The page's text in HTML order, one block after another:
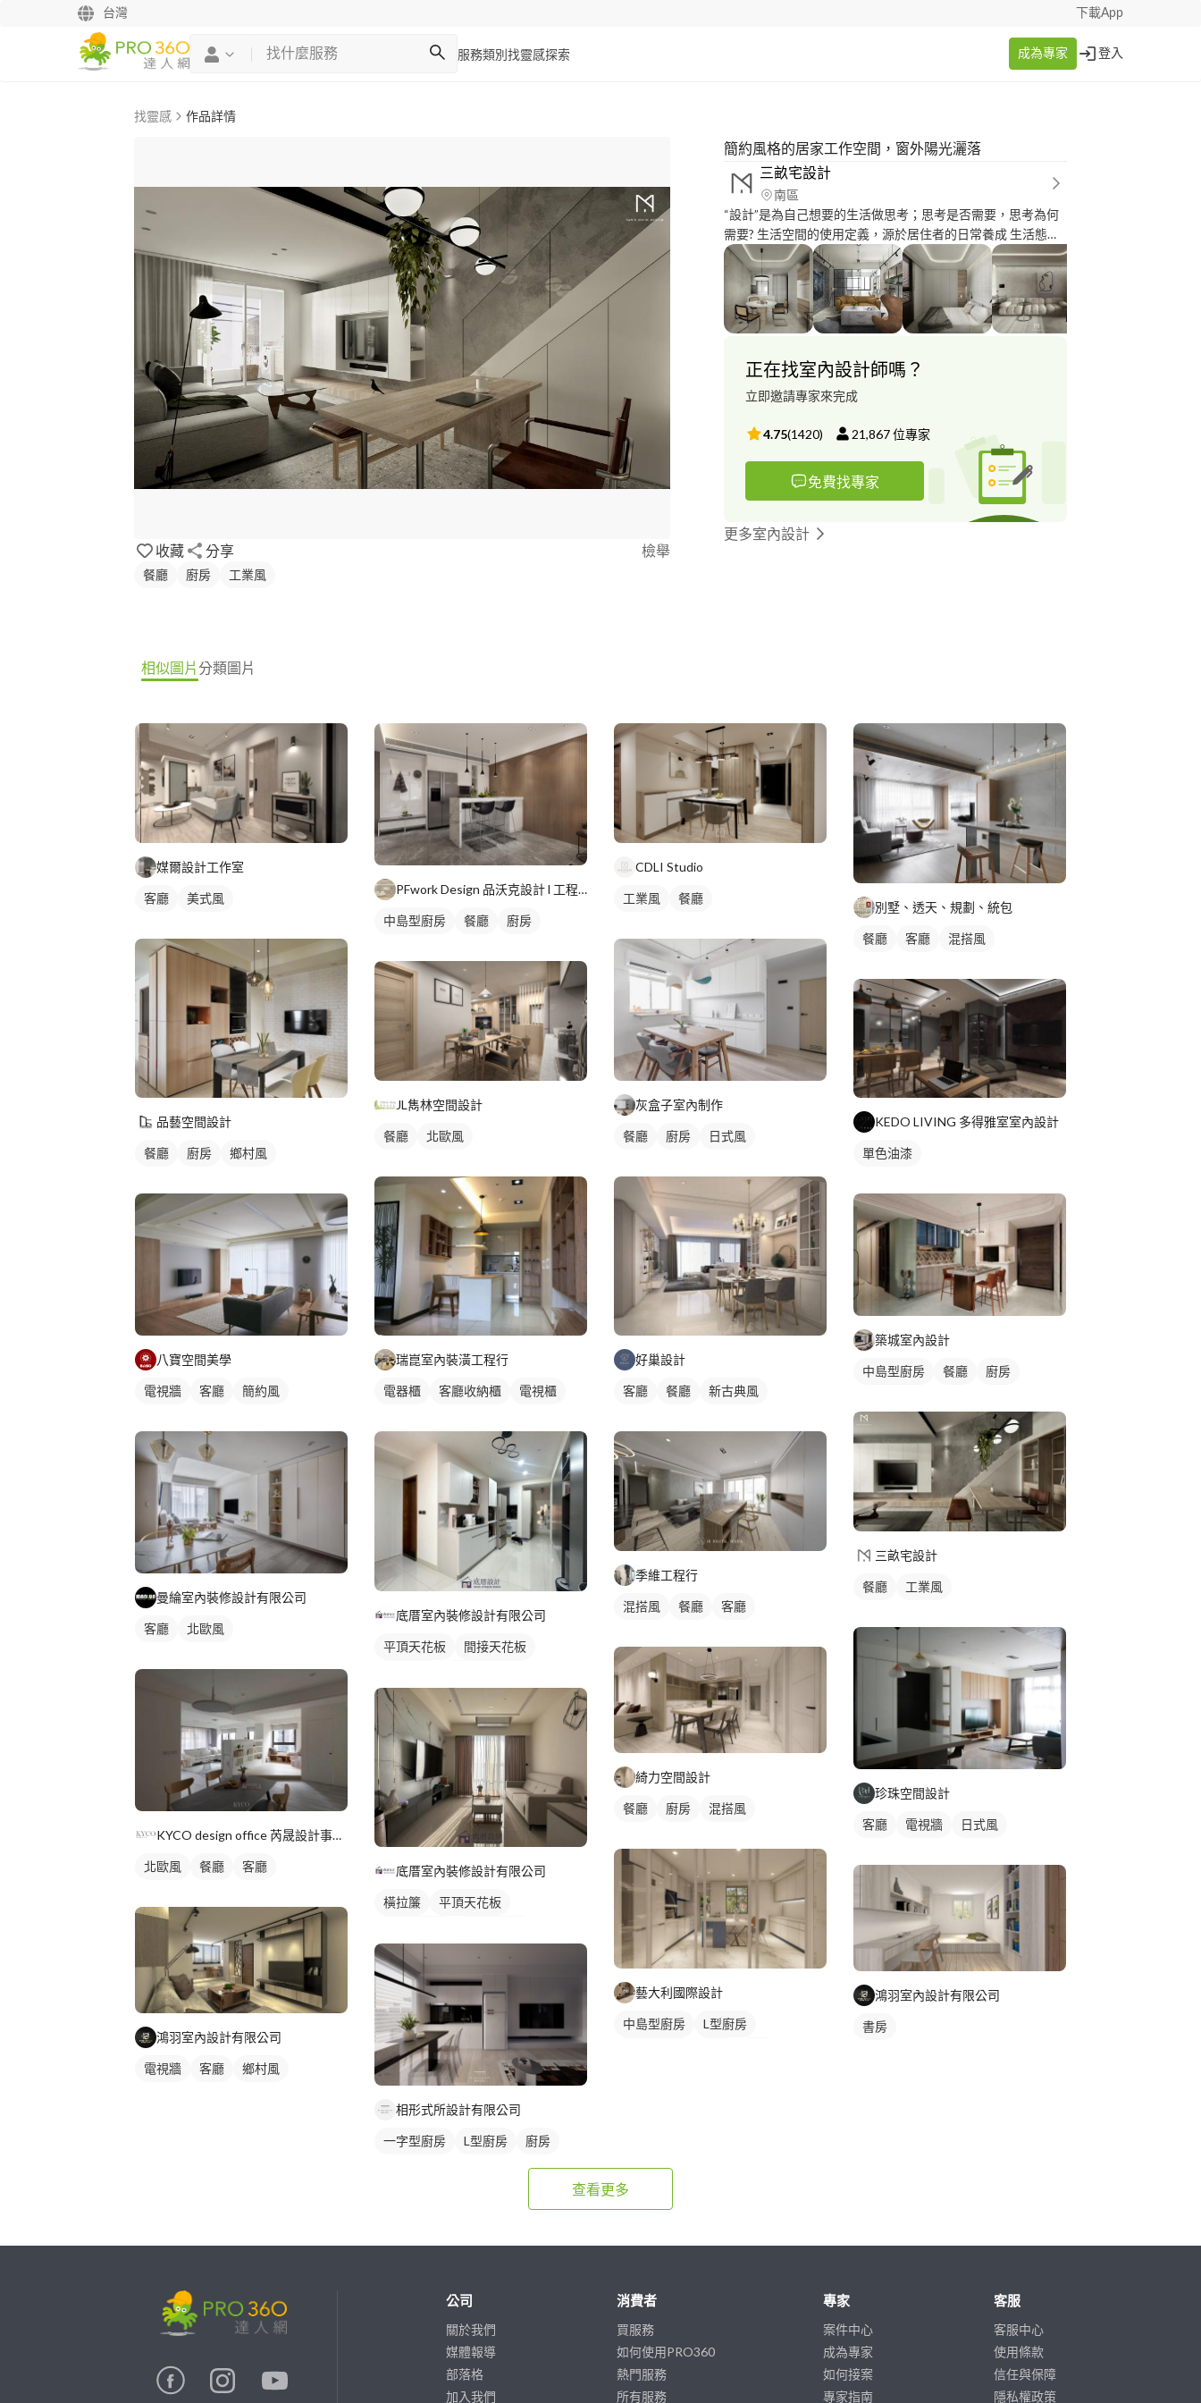
台灣 下載App
服務類別 找靈感探索 成為專家 登入
找靈感 作品詳情
收藏 分享 檢舉
餐廳 廚房 工業風
簡約風格的居家工作空間，窗外陽光灑落
三畝宅設計
南區
“設計”是為自己想要的生活做思考；思考是否需要，思考為何
需要? 生活空間的使用定義，源於居住者的日常養成 生活態度
的美學品味，體現居住者的情感流露 設計與空間不論在何時都
是一場無止盡的對話 我們喜歡透過溝通交流，協助居住者找到
個人喜好也替空間找到對的味道 光點設計期待在歷經時間的淬
鍊和居住者的生活軌跡運行下 使空間越能展現家的生命色彩，
創造獨一無二的故事與回憶 這無關金額大小，也不是為了裝修
連結 https://www.behance.net/samshousedesign 線上諮詢表
單 https://forms.gle/NjWrD4MKdPxRtgV6A
正在找室內設計師嗎？
立即邀請專家來完成
4.75(1420) 21,867位專家
免費找專家
更多室內設計
相似圖片分類圖片
媒爾設計工作室
客廳 美式風
品藝空間設計
餐廳 廚房 鄉村風
八寶空間美學
電視牆 客廳 簡約風
曼綸室內裝修設計有限公司
客廳 北歐風
KYCO design office 芮晟設計事務所
北歐風 餐廳 客廳
鴻羽室內設計有限公司
電視牆 客廳 鄉村風
PFwork Design 品沃克設計 l 工程 安信建築經理屢約保證
中島型廚房 餐廳 廚房
JL雋林空間設計
餐廳 北歐風
瑞崑室內裝潢工程行
電器櫃 客廳收納櫃 電視櫃
底厝室內裝修設計有限公司
平頂天花板
間接天花板
客廳燈光設計
底厝室內裝修設計有限公司
橫拉簾
平頂天花板
窗簾盒
電視牆
紗簾
落地窗窗簾
全室照明設計
客廳燈光設計
相形式所設計有限公司
一字型廚房 L型廚房 廚房
CDLI Studio
工業風 餐廳
灰盒子室內制作
餐廳 廚房 日式風
好巢設計
客廳 餐廳 新古典風
季維工程行
混搭風 餐廳 客廳
綺力空間設計
餐廳 廚房 混搭風
藝大利國際設計
中島型廚房
L型廚房
別墅、透天、規劃、統包
餐廳 客廳 混搭風
KEDO LIVING 多得雅室室內設計
單色油漆
築城室內設計
中島型廚房 餐廳 廚房
三畝宅設計
餐廳 工業風
珍珠空間設計
客廳 電視牆 日式風
鴻羽室內設計有限公司
書房
查看更多
公司
關於我們
媒體報導
部落格
加入我們
消費者
買服務
如何使用PRO360
熱門服務
所有服務
專家
案件中心
成為專家
如何接案
專家指南
客服
客服中心
使用條款
信任與保障
隱私權政策